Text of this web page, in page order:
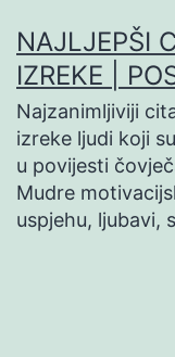
na
sadržaj
NAJLJEPŠI
IZREKE |
Najzanimljiviji
izreke ljudi koji
u povijesti
Mudre
uspjehu, ljubavi,